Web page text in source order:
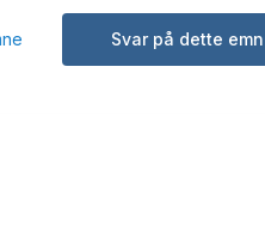
Svar på dette